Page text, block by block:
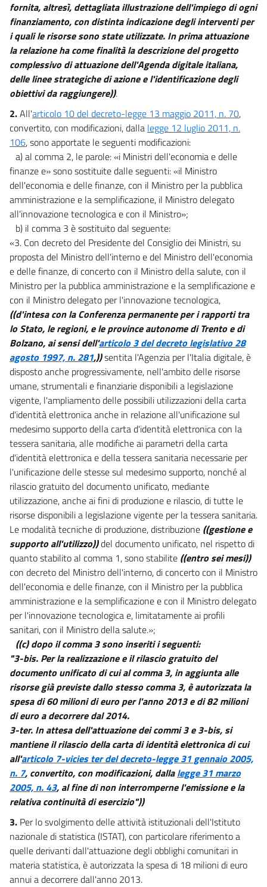
22
23
23 bis
23 ter
23 quater
24
24 bis
24 ter
Sezione IX
Misure per la nascita e lo sviluppo
di
imprese
start-up innovative
25
26
27
27 bis
28
29
29 bis
30
31
32
Sezione X
Ulteriori misure per la crescita del paese
33
33 bis
33 ter
33 quater
33 quinquies
33 sexies
33 septies
33 octies
34
34 bis
34 ter
34 quater
34 quinquies
34 sexies
34 septies
34 octies
34 novies
34 decies
34 undecies
34 duodecies
35
36
36 bis
fornita, altresì, dettagliata illustrazione dell'impiego di ogni
finanziamento, con distinta indicazione degli interventi per
i quali le risorse sono state utilizzate. In prima attuazione
la relazione ha come finalità la descrizione del progetto
complessivo di attuazione dell'Agenda digitale italiana,
delle linee strategiche di azione e l'identificazione degli
obiettivi da raggiungere)).
2.All'articolo 10 del decreto-legge 13 maggio 2011, n. 70,
convertito, con modificazioni, dalla legge 12 luglio 2011, n.
106, sono apportate le seguenti modificazioni:
a) al comma 2, le parole: «i Ministri dell'economia e delle
finanze e» sono sostituite dalle seguenti: «il Ministro
dell'economia e delle finanze, con il Ministro per la pubblica
amministrazione e la semplificazione, il Ministro delegato
all'innovazione tecnologica e con il Ministro»;
b) il comma 3 è sostituito dal seguente:
«3. Con decreto del Presidente del Consiglio dei Ministri, su
proposta del Ministro dell'interno e del Ministro dell'economia
e delle finanze, di concerto con il Ministro della salute, con il
Ministro per la pubblica amministrazione e la semplificazione e
con il Ministro delegato per l'innovazione tecnologica,
((d'intesa con la Conferenza permanente per i rapporti tra
lo Stato, le regioni, e le province autonome di Trento e di
Bolzano, ai sensi dell'articolo 3 del decreto legislativo 28
agosto 1997, n. 281,))sentita l'Agenzia per l'Italia digitale, è
disposto anche progressivamente, nell'ambito delle risorse
umane, strumentali e finanziarie disponibili a legislazione
vigente, l'ampliamento delle possibili utilizzazioni della carta
d'identità elettronica anche in relazione all'unificazione sul
medesimo supporto della carta d'identità elettronica con la
tessera sanitaria, alle modifiche ai parametri della carta
d'identità elettronica e della tessera sanitaria necessarie per
l'unificazione delle stesse sul medesimo supporto, nonché al
rilascio gratuito del documento unificato, mediante
utilizzazione, anche ai fini di produzione e rilascio, di tutte le
risorse disponibili a legislazione vigente per la tessera sanitaria.
Le modalità tecniche di produzione, distribuzione ((gestione e
supporto all'utilizzo))del documento unificato, nel rispetto di
quanto stabilito al comma 1, sono stabilite ((entro sei mesi))
con decreto del Ministro dell'interno, di concerto con il Ministro
dell'economia e delle finanze, con il Ministro per la pubblica
amministrazione e la semplificazione e con il Ministro delegato
per l'innovazione tecnologica e, limitatamente ai profili
sanitari, con il Ministro della salute.»;
((c) dopo il comma 3 sono inseriti i seguenti:
"3-bis. Per la realizzazione e il rilascio gratuito del
documento unificato di cui al comma 3, in aggiunta alle
risorse già previste dallo stesso comma 3, è autorizzata la
spesa di 60 milioni di euro per l'anno 2013 e di 82 milioni
di euro a decorrere dal 2014.
3-ter. In attesa dell'attuazione dei commi 3 e 3-bis, si
mantiene il rilascio della carta di identità elettronica di cui
all'articolo 7-vicies ter del decreto-legge 31 gennaio 2005,
n. 7, convertito, con modificazioni, dallalegge 31 marzo
2005, n. 43, al fine di non interromperne l'emissione e la
relativa continuità di esercizio"))
3. Per lo svolgimento delle attività istituzionali dell'Istituto
nazionale di statistica (ISTAT), con particolare riferimento a
quelle derivanti dall'attuazione degli obblighi comunitari in
materia statistica, è autorizzata la spesa di 18 milioni di euro
annui a decorrere dall'anno 2013.